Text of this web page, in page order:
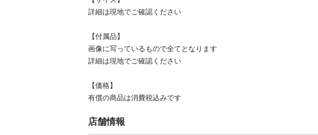
詳細は現地でご確認ください
【付属品】
画像に写っているもので全てとなります
詳細は現地でご確認ください
【価格】
有償の商品は消費税込みです
店舗情報